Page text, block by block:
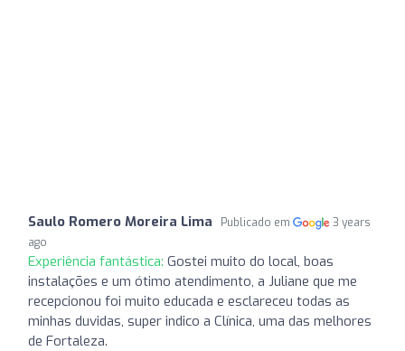
Saulo Romero Moreira Lima Publicado em
3 years
ago
Experiência fantástica: Gostei muito do local, boas
instalações e um ótimo atendimento, a Juliane que me
recepcionou foi muito educada e esclareceu todas as
minhas duvidas, super indico a Clínica, uma das melhores
de Fortaleza.